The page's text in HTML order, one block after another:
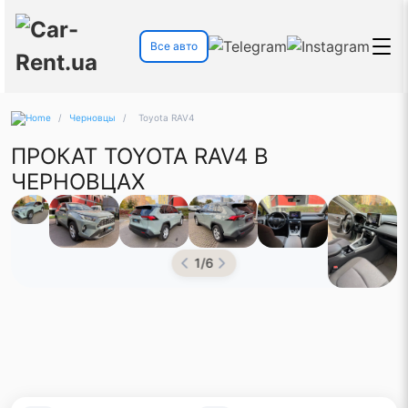
Все авто
/ Черновцы / Toyota RAV4
ПРОКАТ TOYOTA RAV4 В
ЧЕРНОВЦАХ
1/6